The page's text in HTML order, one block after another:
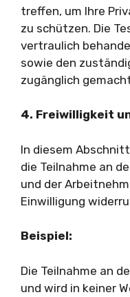
treffen, um Ihre
zu schützen. Die
vertraulich
sowie den
zugänglich
4. Freiwilligkeit
In diesem
die Teilnahme an
und der
Einwilligung
Beispiel:
Die Teilnahme an
und wird in keiner